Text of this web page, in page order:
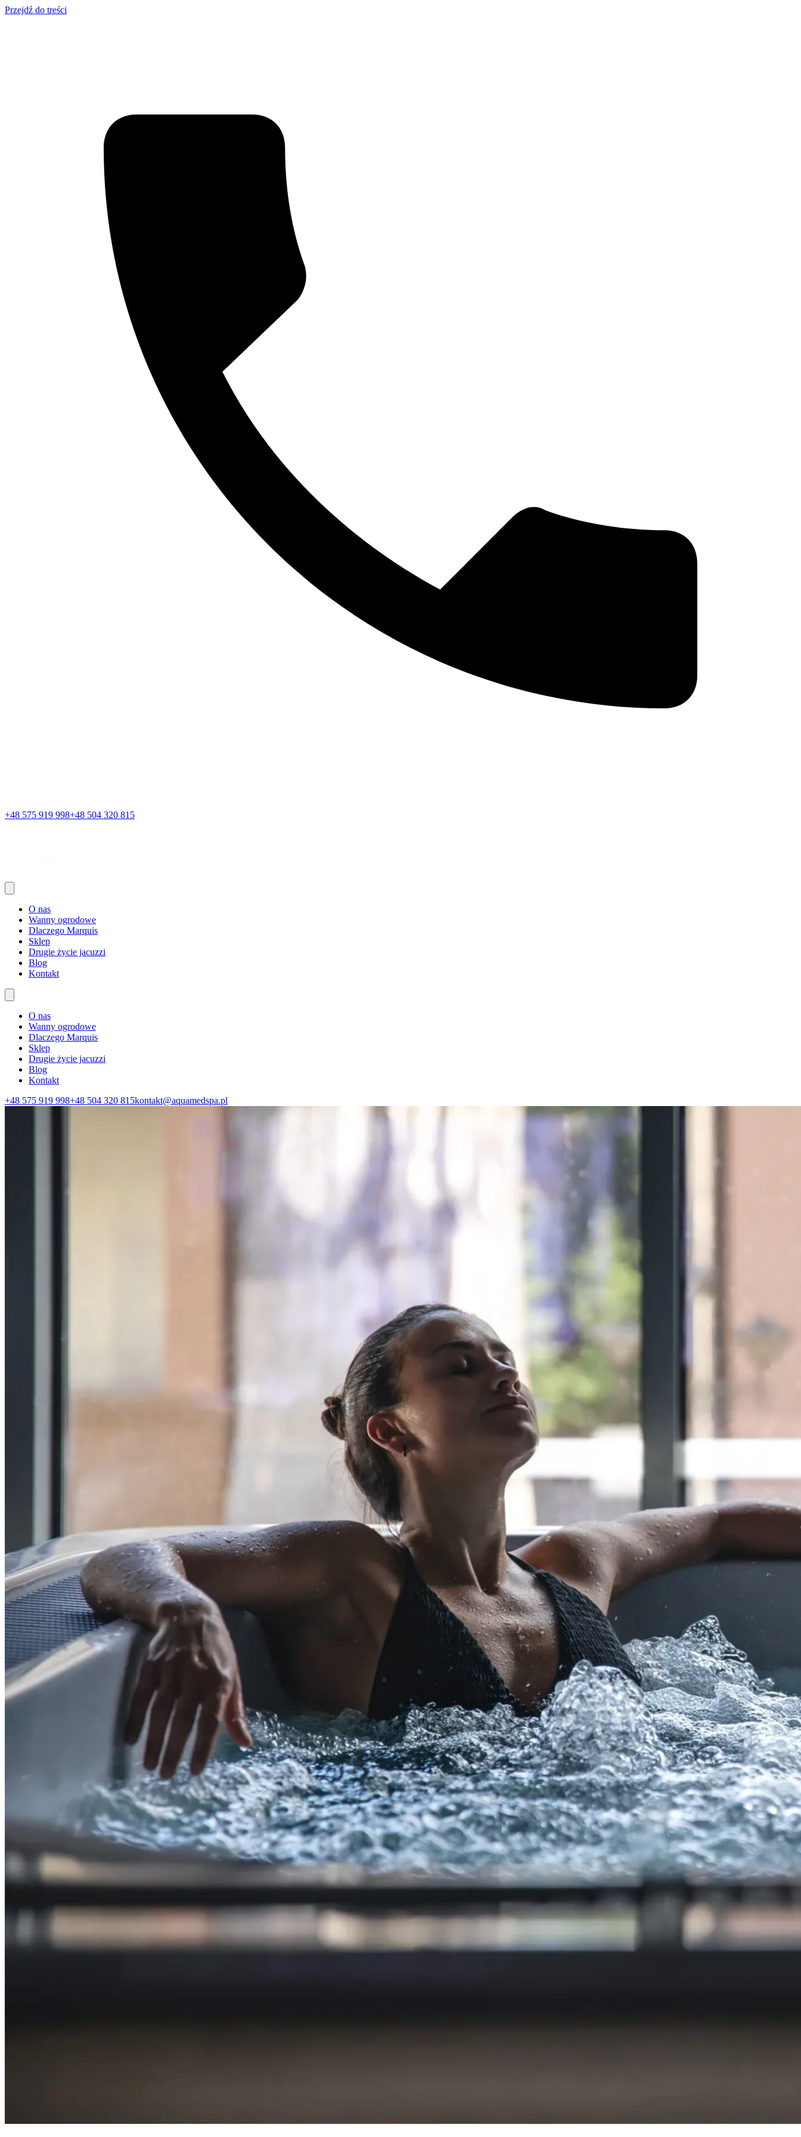
Przejdź do treści
+48 575 919 998+48 504 320 815
O nas
Wanny ogrodowe
Dlaczego Marquis
Sklep
Drugie życie jacuzzi
Blog
Kontakt
O nas
Wanny ogrodowe
Dlaczego Marquis
Sklep
Drugie życie jacuzzi
Blog
Kontakt
+48 575 919 998+48 504 320 815kontakt@aquamedspa.pl